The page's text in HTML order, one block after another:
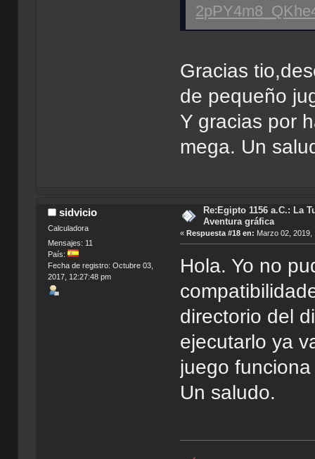
Gracias
de pequeño
Y gracias por
mega. Un
sidvicio
Calculadora
Mensajes: 11
País:
Fecha de registro: Octubre 03,
2017, 12:27:48 pm
Re:Egipto 1156 a.C.: La
Aventura gráfica
«Respuesta #18 en: Marzo 02, 2019,
Hola. Yo no
directorio del
ejecutarlo ya
juego
Un saludo.